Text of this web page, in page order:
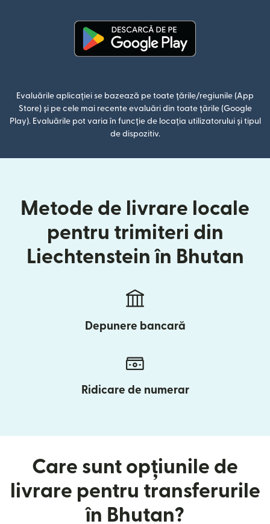
Evaluările aplicației se bazează pe toate țările/regiunile (App
Store) și pe cele mai recente evaluări din toate țările (Google
Play). Evaluările pot varia în funcție de locația utilizatorului și tipul
de dispozitiv.
Metode de livrare locale
pentru trimiteri din
Liechtenstein în Bhutan
Depunere bancară
Ridicare de numerar
Care sunt opțiunile de
livrare pentru transferurile
în Bhutan?